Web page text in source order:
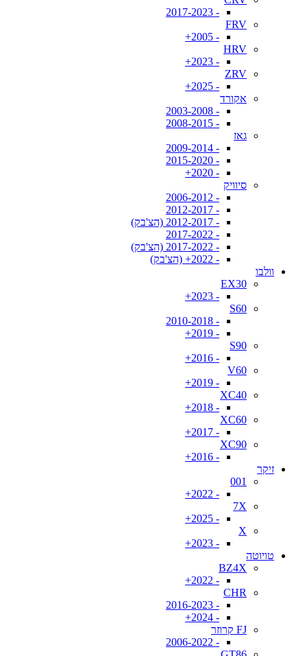
- 2017-2023
FRV
- 2005+
HRV
- 2023+
ZRV
- 2025+
אקורד
- 2003-2008
- 2008-2015
גאז
- 2009-2014
- 2015-2020
- 2020+
סיוויק
- 2006-2012
- 2012-2017
- 2012-2017 (הצ'בק)
- 2017-2022
- 2017-2022 (הצ'בק)
- 2022+ (הצ'בק)
וולבו
EX30
- 2023+
S60
- 2010-2018
- 2019+
S90
- 2016+
V60
- 2019+
XC40
- 2018+
XC60
- 2017+
XC90
- 2016+
זיקר
001
- 2022+
7X
- 2025+
X
- 2023+
טויוטה
BZ4X
- 2022+
CHR
- 2016-2023
- 2024+
FJ קרוזר
- 2006-2022